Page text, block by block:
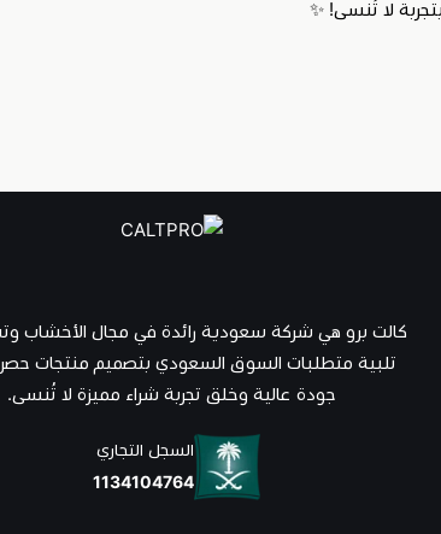
لا تُنسى! ✨
كالت برو هي شركة سعودية رائدة في مجال الأخشاب
تلبية متطلبات السوق السعودي بتصميم منتجات
جودة عالية وخلق تجربة شراء مميزة لا تُنسى.
السجل التجاري
1134104764